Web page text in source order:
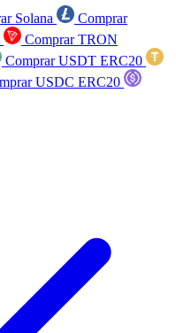
Solana
Comprar
Comprar TRON
Comprar USDT ERC20
USDC ERC20